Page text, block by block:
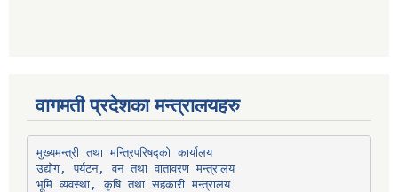
वागमती प्रदेशका मन्त्रालयहरु
मुख्यमन्त्री तथा मन्त्रिपरिषद्को कार्यालय
उद्योग, पर्यटन, वन तथा वातावरण मन्त्रालय
भूमि व्यवस्था, कृषि तथा सहकारी मन्त्रालय